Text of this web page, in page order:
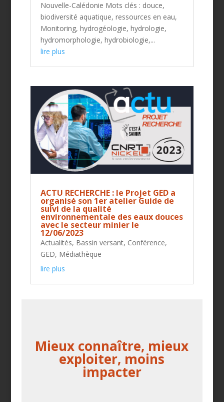
Nouvelle-Calédonie Mots clés : douce,
biodiversité aquatique, ressources en eau,
Monitoring, hydrogéologie, hydrologie,
hydromorphologie, hydrobiologie,...
lire plus
ACTU RECHERCHE : le Projet GED a
organisé son 1er atelier Guide de
suivi de la qualité
environnementale des eaux douces
avec le secteur minier le
12/06/2023
Actualités, Bassin versant, Conférence,
GED, Médiathèque
lire plus
Mieux connaître, mieux
exploiter, moins
impacter